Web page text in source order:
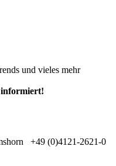
und vieles mehr
informiert!
+49 (0)4121-2621-0